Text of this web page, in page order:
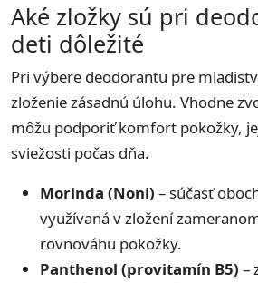
Aké zložky sú pri
deti dôležité
Pri výbere deodorantu pre
zloženie zásadnú úlohu. Vhodne
môžu podporiť komfort pokožky,
sviežosti počas dňa.
Morinda (Noni) – súčasť
využívaná v zložení
rovnováhu pokožky.
Panthenol (provitamín B5) –